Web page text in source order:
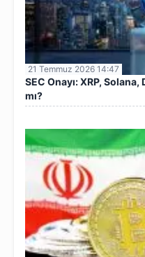
21 Temmuz 2026 14:47
SEC Onayı: XRP,
mı?